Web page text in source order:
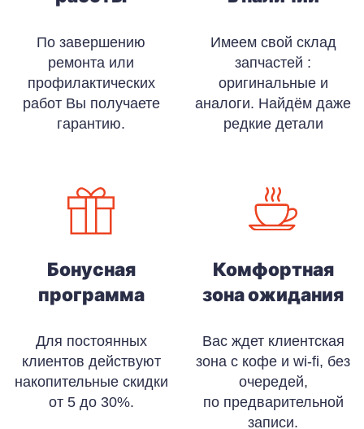
По завершению
ремонта или
профилактических
работ Вы получаете
гарантию.
Бонусная
программа
Для постоянных
клиентов действуют
накопительные скидки
от 5 до 30%.
Имеем свой склад
запчастей :
оригинальные и
аналоги. Найдём даже
редкие детали
Комфортная
зона ожидания
Вас ждет клиентская
зона с кофе и wi-fi, без
очередей,
по предварительной
записи.